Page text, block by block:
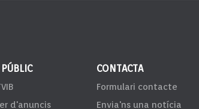
d'anuncis
CONTACTA
Formulari contacte
Envia'ns una notícia